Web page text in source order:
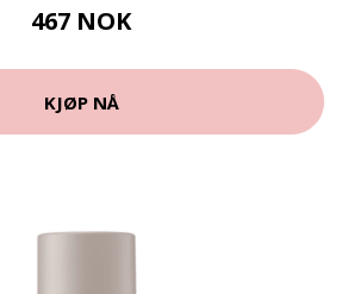
467 NOK
KJØP NÅ